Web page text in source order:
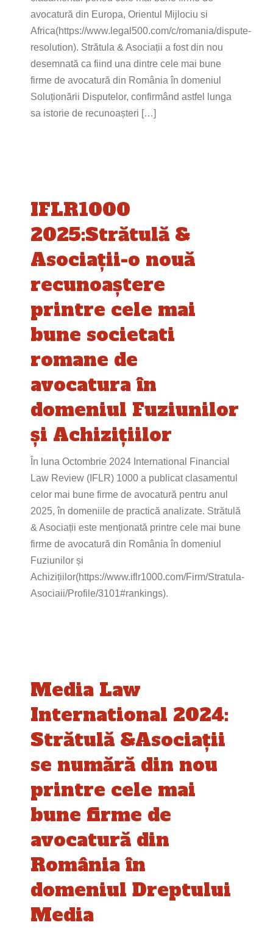
avocatură din Europa, Orientul Mijlociu si
Africa(https://www.legal500.com/c/romania/dispute-
resolution). Strătula & Asociații a fost din nou
desemnată ca fiind una dintre cele mai bune
firme de avocatură din România în domeniul
Soluționării Disputelor, confirmând astfel lunga
sa istorie de recunoașteri […]
IFLR1000
2025:Strătulă &
Asociaţii-o nouă
recunoaștere
printre cele mai
bune societati
romane de
avocatura în
domeniul Fuziunilor
și Achizițiilor
În luna Octombrie 2024 International Financial
Law Review (IFLR) 1000 a publicat clasamentul
celor mai bune firme de avocatură pentru anul
2025, în domeniile de practică analizate. Strătulă
& Asociații este menționată printre cele mai bune
firme de avocatură din România în domeniul
Fuziunilor și
Achizițiilor(https://www.iflr1000.com/Firm/Stratula-
Asociaii/Profile/3101#rankings).
Media Law
International 2024:
Strătulă &Asociații
se numără din nou
printre cele mai
bune firme de
avocatură din
România în
domeniul Dreptului
Media